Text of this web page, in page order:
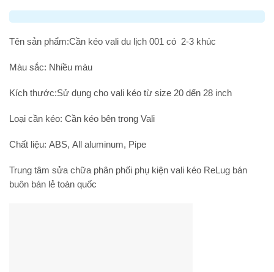
Tên sản phẩm:Cần kéo vali du lịch 001 có 2-3 khúc
Màu sắc: Nhiều màu
Kích thước:Sử dụng cho vali kéo từ size 20 dến 28 inch
Loại cần kéo: Cần kéo bên trong Vali
Chất liệu: ABS, All aluminum, Pipe
Trung tâm sửa chữa phân phối phụ kiện vali kéo ReLug bán
buôn bán lẻ toàn quốc